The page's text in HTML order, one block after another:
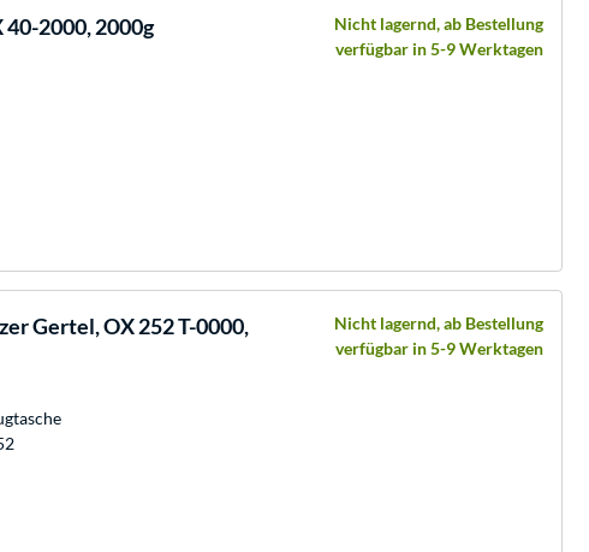
2000, 2000g
Nicht lagernd, ab Bestellung
verfügbar in 5-9 Werktagen
Gertel, OX 252 T-0000,
Nicht lagernd, ab Bestellung
verfügbar in 5-9 Werktagen